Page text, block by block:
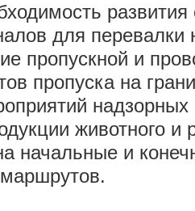
для
пропускной и
­пропуска на
животного и
начальные и